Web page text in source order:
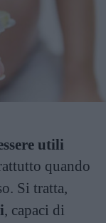
utili
quando
Si tratta,
, capaci di